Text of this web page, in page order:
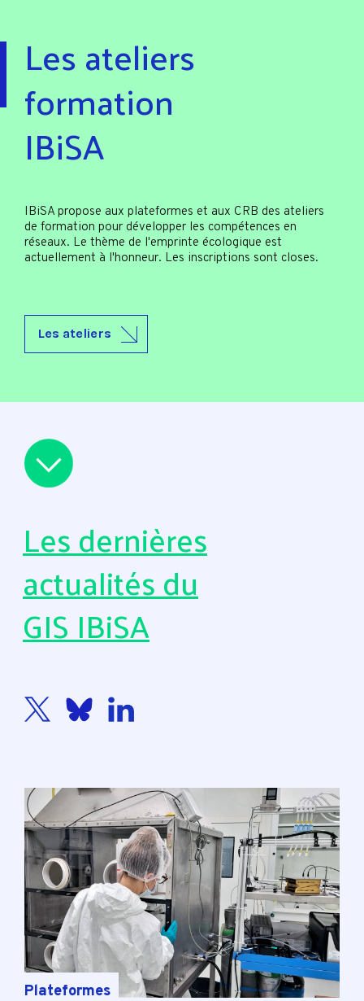
Les ateliers
formation
IBiSA
IBiSA propose aux plateformes et aux CRB des ateliers
de formation pour développer les compétences en
réseaux. Le thème de l'emprinte écologique est
actuellement à l'honneur. Les inscriptions sont closes.
Les ateliers
Les dernières
actualités du
GIS IBiSA
Plateformes